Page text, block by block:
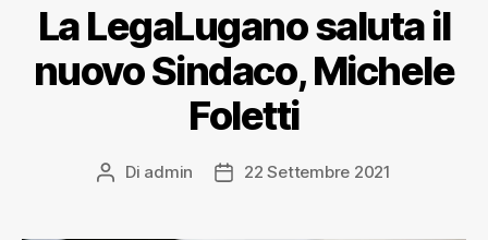
La LegaLugano saluta il
nuovo Sindaco, Michele
Foletti
Di admin 22 Settembre 2021